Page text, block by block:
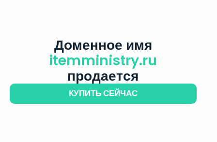
Доменное имя
itemministry.ru
продается
КУПИТЬ СЕЙЧАС